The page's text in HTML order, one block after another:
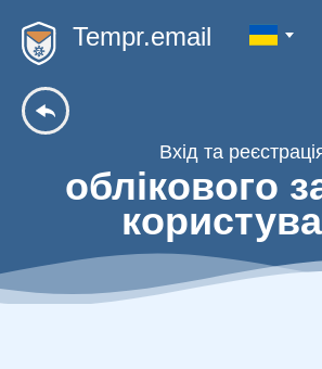
Tempr.email
Вхід та
облікового